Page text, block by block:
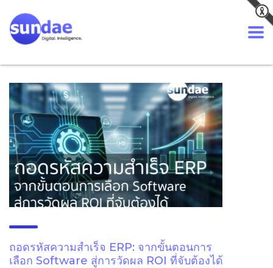
ถอดรหัสความสำเร็จ ERP: จากขั้นตอนการ
เลือก Software สู่การวัดผล ROI ที่จับต้องได้